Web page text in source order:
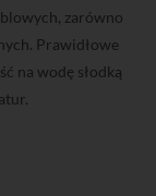
zarówno
Prawidłowe
na wodę słodką